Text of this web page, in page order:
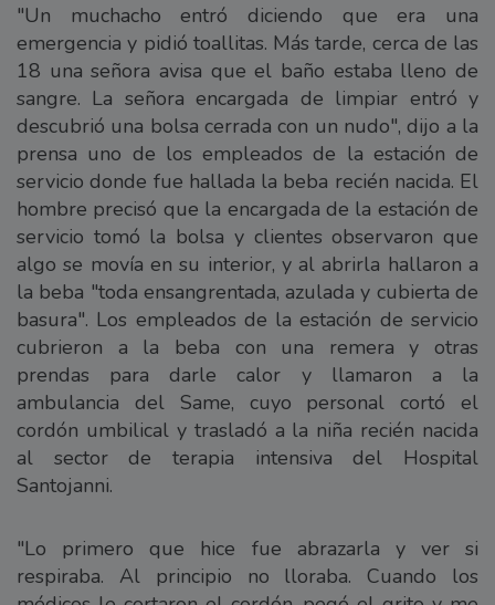
"Un muchacho entró diciendo que era una
emergencia y pidió toallitas. Más tarde, cerca de las
18 una señora avisa que el baño estaba lleno de
sangre. La señora encargada de limpiar entró y
descubrió una bolsa cerrada con un nudo", dijo a la
prensa uno de los empleados de la estación de
servicio donde fue hallada la beba recién nacida. El
hombre precisó que la encargada de la estación de
servicio tomó la bolsa y clientes observaron que
algo se movía en su interior, y al abrirla hallaron a
la beba "toda ensangrentada, azulada y cubierta de
basura". Los empleados de la estación de servicio
cubrieron a la beba con una remera y otras
prendas para darle calor y llamaron a la
ambulancia del Same, cuyo personal cortó el
cordón umbilical y trasladó a la niña recién nacida
al sector de terapia intensiva del Hospital
Santojanni.
"Lo primero que hice fue abrazarla y ver si
respiraba. Al principio no lloraba. Cuando los